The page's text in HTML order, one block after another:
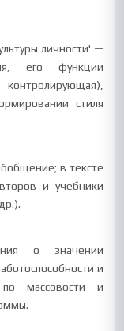
личности' —
его функции
стиля
в тексте
и учебники
о значении
и
массовости и